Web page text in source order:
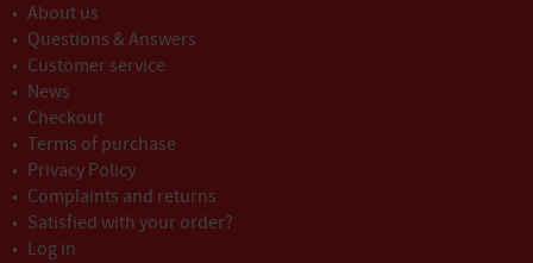
About us
Questions & Answers
Customer service
News
Checkout
Terms of purchase
Privacy Policy
Complaints and returns
Satisfied with your order?
Log in